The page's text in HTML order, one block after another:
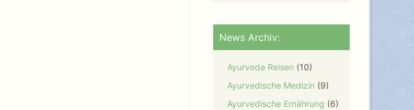
News Archiv:
Ayurveda Reisen (10)
Ayurvedische Medizin (9)
Ayurvedische Ernährung (6)